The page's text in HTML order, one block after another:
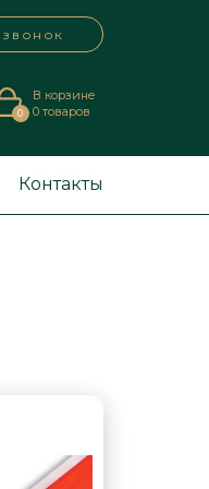
звонок
0
В корзине
0товаров
Контакты